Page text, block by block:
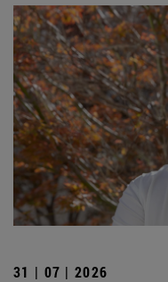
31 | 07 | 2026